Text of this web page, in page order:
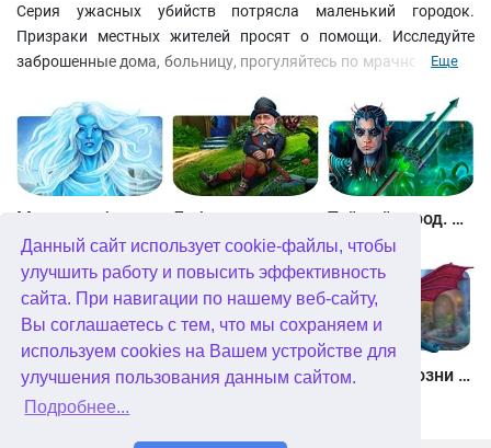
Данный сайт использует cookie-файлы, чтобы
улучшить работу и повысить эффективность
сайта. При навигации по нашему веб-сайту,
Вы соглашаетесь с тем, что мы сохраняем и
используем cookies на Вашем устройстве для
улучшения пользования данным сайтом.
Подробнее...
Серия ужасных убийств потрясла маленький городок.
Призраки местных жителей просят о помощи. Исследуйте
заброшенные дома, больницу, прогуляйтесь по мрачному лесу,
о страшных событиях и множество неразгаданных тайн.
Ищите улики, сопоставляйте факты, собирайте скрытые
предметы и выполняйте задания. Вам предстоит докопаться
до истины и освободить души местных жителей от мрачного
проклятия.
Еще
Тайный город. Подводное королевство. Коллекционное издание
Небесные земли. Пробуждение гигантов. Коллекционное издание Загадки Нью-Йорка. Пробуждение. Коллекционное издание Химеры. Козни зла. Коллекционное издание